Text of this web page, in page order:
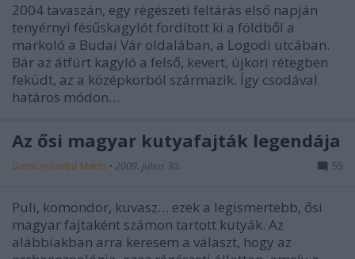
2004 tavaszán, egy régészeti feltárás első napján
tenyérnyi fésűskagylót fordított ki a földből a
markoló a Budai Vár oldalában, a Logodi utcában.
Bár az átfúrt kagyló a felső, kevert, újkori rétegben
feküdt, az a középkorból származik. Így csodával
határos módon…
Az ősi magyar kutyafajták legendája
Daróczi-Szabó Márta • 2009. július 30. 55
Puli, komondor, kuvasz… ezek a legismertebb, ősi
magyar fajtaként számon tartott kutyák. Az
alábbiakban arra keresem a választ, hogy az